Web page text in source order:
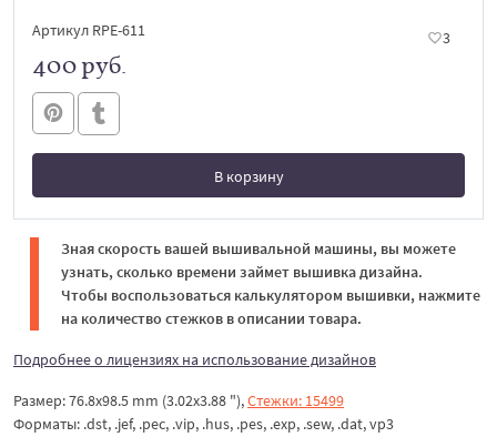
Артикул RPE-611 3
400 руб.
В корзину
В корзине
Зная скорость вашей вышивальной машины, вы можете
узнать, сколько времени займет вышивка дизайна.
Чтобы воспользоваться калькулятором вышивки, нажмите
на количество стежков в описании товара.
Подробнее о лицензиях на использование дизайнов
Размер: 76.8x98.5 mm (3.02x3.88 "),Стежки: 15499
Форматы: .dst, .jef, .pec, .vip, .hus, .pes, .exp, .sew, .dat, vp3